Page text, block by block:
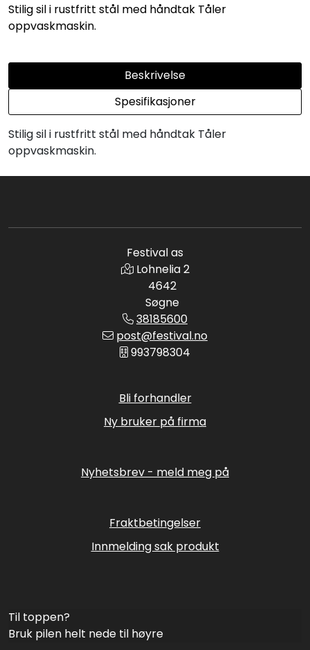
Stilig sil i rustfritt stål med håndtak Tåler
oppvaskmaskin.
Beskrivelse
Spesifikasjoner
Stilig sil i rustfritt stål med håndtak Tåler
oppvaskmaskin.
Festival as
Lohnelia 2
4642
Søgne
38185600
post@festival.no
993798304
Bli forhandler
Ny bruker på firma
Nyhetsbrev - meld meg på
Fraktbetingelser
Innmelding sak produkt
Til toppen?
Bruk pilen helt nede til høyre